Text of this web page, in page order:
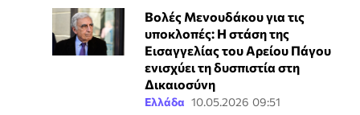
Βολές Μενουδάκου για τις
υποκλοπές: Η στάση της
Εισαγγελίας του Αρείου Πάγου
ενισχύει τη δυσπιστία στη
Δικαιοσύνη
Ελλάδα 10.05.2026 09:51